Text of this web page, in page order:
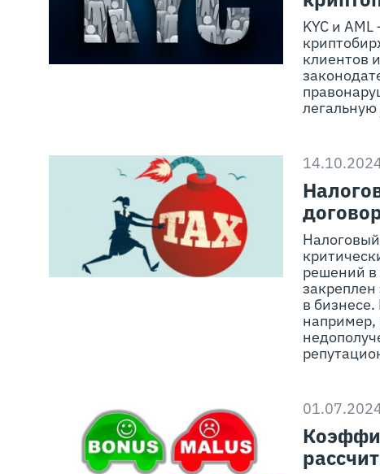
KYC и
клиентов
решений в
закреплен
в
например,